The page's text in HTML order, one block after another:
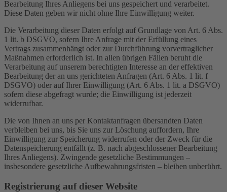
Bearbeitung Ihres Anliegens bei uns gespeichert und verarbeitet.
Diese Daten geben wir nicht ohne Ihre Einwilligung weiter.
Die Verarbeitung dieser Daten erfolgt auf Grundlage von Art. 6 Abs.
1 lit. b DSGVO, sofern Ihre Anfrage mit der Erfüllung eines
Vertrags zusammenhängt oder zur Durchführung vorvertraglicher
Maßnahmen erforderlich ist. In allen übrigen Fällen beruht die
Verarbeitung auf unserem berechtigten Interesse an der effektiven
Bearbeitung der an uns gerichteten Anfragen (Art. 6 Abs. 1 lit. f
DSGVO) oder auf Ihrer Einwilligung (Art. 6 Abs. 1 lit. a DSGVO)
sofern diese abgefragt wurde; die Einwilligung ist jederzeit
widerrufbar.
Die von Ihnen an uns per Kontaktanfragen übersandten Daten
verbleiben bei uns, bis Sie uns zur Löschung auffordern, Ihre
Einwilligung zur Speicherung widerrufen oder der Zweck für die
Datenspeicherung entfällt (z. B. nach abgeschlossener Bearbeitung
Ihres Anliegens). Zwingende gesetzliche Bestimmungen –
insbesondere gesetzliche Aufbewahrungsfristen – bleiben unberührt.
Registrierung auf dieser Website